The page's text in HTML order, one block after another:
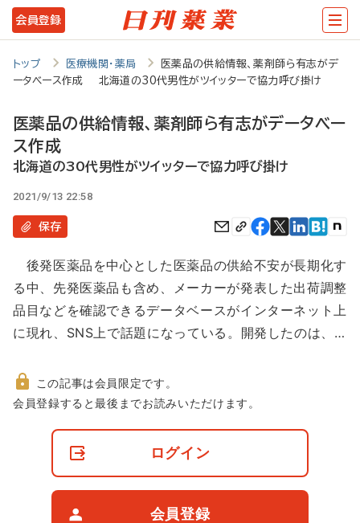
メ
イ
ン
ツ
に
会員登録
トップ 医療機関・薬局
医薬品の供給情報、薬剤師ら有志がデ
ータベース作成 北海道の30代男性がツイッターで協力呼び掛け
医薬品の供給情報、薬剤師ら有志がデータベー
ス作成
北海道の30代男性がツイッターで協力呼び掛け
2021/9/13 22:58
保存
後発医薬品を中心とした医薬品の供給不安が長期化す
る中、先発医薬品も含め、メーカーが発表した出荷調整
品目などを確認できるデータベースがインターネット上
に現れ、SNS上で話題になっている。開発したのは、…
非
この記事は会員限定です。
会員登録すると最後までお読みいただけます。
ログイン
会員登録